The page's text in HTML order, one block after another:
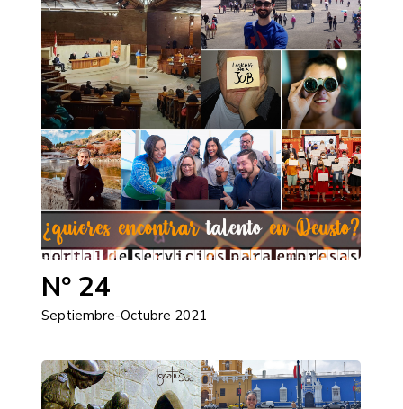
Nº 24
Septiembre-Octubre 2021